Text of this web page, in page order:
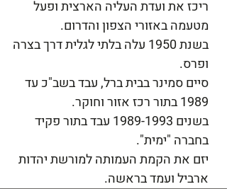
ריכז את ועדת העליה הארצית ופעל
מטעמה באזורי הצפון והדרום.
בשנת 1950 עלה בלתי לגלית דרך בצרה
ופרס.
סיים סמינר בבית ברל, עבד בשב"כ עד
1989 בתור רכז אזור וחוקר.
בשנים 1989-1993 עבד בתור פקיד
בחברה "ימית".
יזם את הקמת העמותה למורשת יהדות
ארביל ועמד בראשה.